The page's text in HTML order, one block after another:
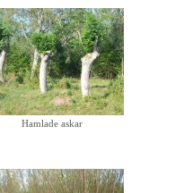
Hamlade askar